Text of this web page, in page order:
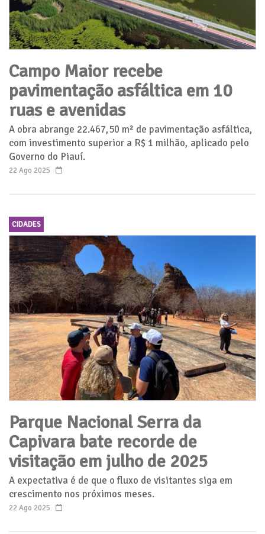
Campo Maior recebe
pavimentação asfáltica em 10
ruas e avenidas
A obra abrange 22.467,50 m² de pavimentação asfáltica,
com investimento superior a R$ 1 milhão, aplicado pelo
Governo do Piauí.
22 Ago 2025
CIDADES
Parque Nacional Serra da
Capivara bate recorde de
visitação em julho de 2025
A expectativa é de que o fluxo de visitantes siga em
crescimento nos próximos meses.
22 Ago 2025